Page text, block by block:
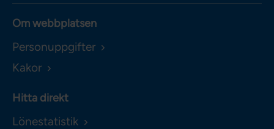
Om webbplatsen
Personuppgifter
Kakor
Hitta direkt
Lönestatistik